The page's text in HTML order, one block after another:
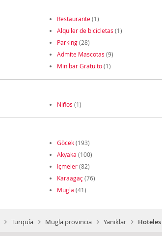
Restaurante(1)
Alquiler de bicicletas (1)
Parking(28)
Admite Mascotas (9)
Minibar Gratuito(1)
Niños (1)
Göcek(193)
Akyaka (100)
Içmeler(82)
Karaagaç(76)
Mugla (41)
Turquía Mugla provincia Yaniklar